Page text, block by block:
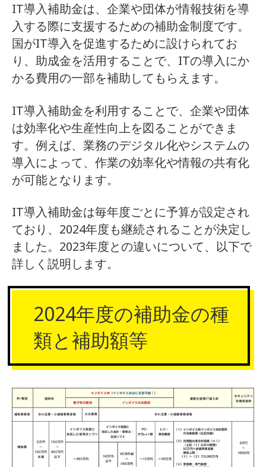
IT導入補助金は、企業や団体が情報技術を導
入する際に支援するための補助金制度です。
国がIT導入を促進するために設けられてお
り、助成金を活用することで、ITの導入にか
かる費用の一部を補助してもらえます。
IT導入補助金を利用することで、企業や団体
は効率化や生産性向上を図ることができま
す。例えば、業務のデジタル化やシステムの
導入によって、作業の効率化や情報の共有化
が可能となります。
IT導入補助金は毎年度ごとに予算が設定され
ており、2024年度も継続されることが決定し
ました。2023年度との違いについて、以下で
詳しく説明します。
2024年度の補助金の種
類と補助額等